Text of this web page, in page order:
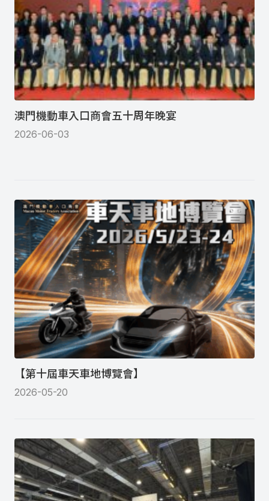
澳門機動車入口商會五十周年晚宴
2026-06-03
【第十屆車天車地博覽會】
2026-05-20